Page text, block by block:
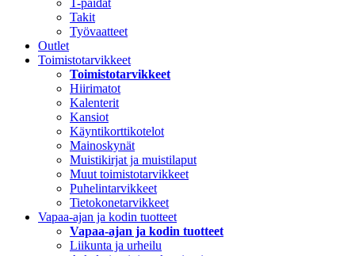
T-paidat
Takit
Työvaatteet
Outlet
Toimistotarvikkeet
Toimistotarvikkeet
Hiirimatot
Kalenterit
Kansiot
Käyntikorttikotelot
Mainoskynät
Muistikirjat ja muistilaput
Muut toimistotarvikkeet
Puhelintarvikkeet
Tietokonetarvikkeet
Vapaa-ajan ja kodin tuotteet
Vapaa-ajan ja kodin tuotteet
Liikunta ja urheilu